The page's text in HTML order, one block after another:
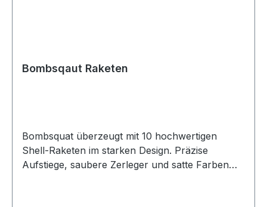
Bombsqaut Raketen
Bombsquat überzeugt mit 10 hochwertigen
Shell-Raketen im starken Design. Präzise
Aufstiege, saubere Zerleger und satte Farben